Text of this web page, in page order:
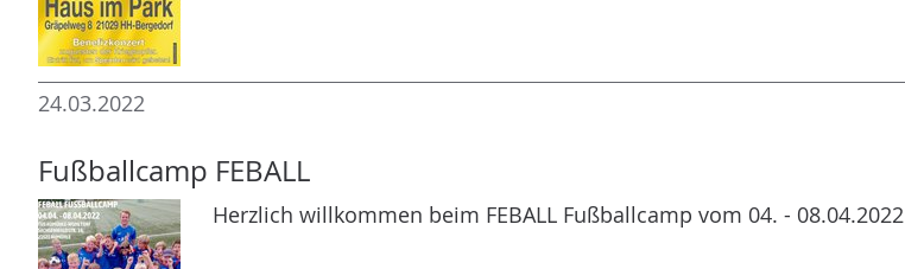
24.03.2022
Fußballcamp FEBALL
Herzlich willkommen beim FEBALL Fußballcamp vom 04. - 08.04.2022